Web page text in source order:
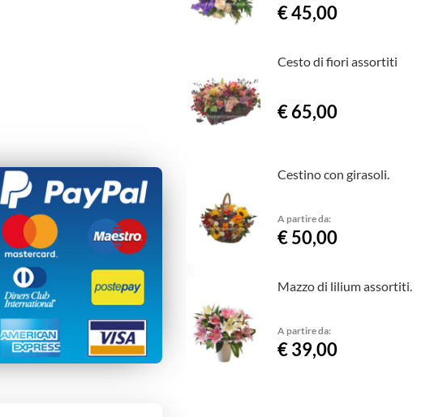
€ 45,00
Cesto di fiori assortiti
€ 65,00
Cestino con girasoli.
A partire da:
€ 50,00
Mazzo di lilium assortiti.
A partire da:
€ 39,00